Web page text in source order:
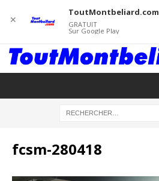
fcsm-280418
✕
ToutMontbeliard.com
GRATUIT
Sur Google Play